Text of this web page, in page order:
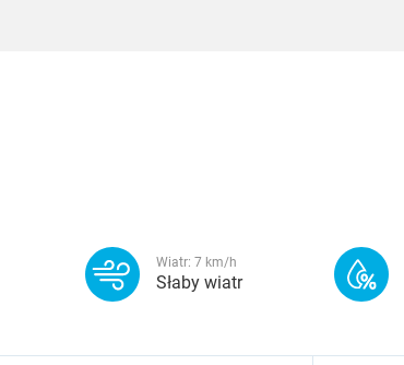
Wiatr: 7 km/h
Słaby wiatr